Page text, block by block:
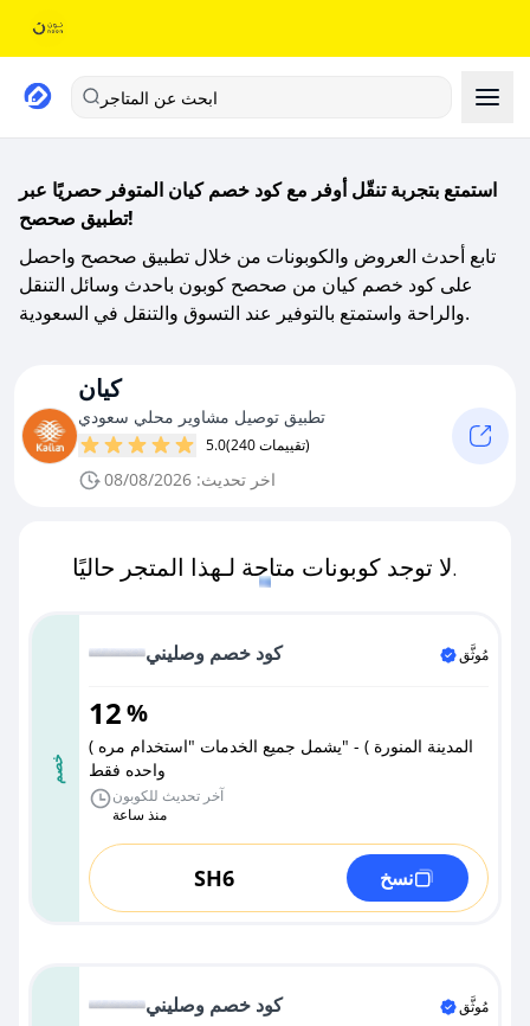
ابحث عن المتاجر
استمتع بتجربة تنقّل أوفر مع كود خصم كيان المتوفر حصريًا عبر
تطبيق صحصح!
تابع أحدث العروض والكوبونات من خلال تطبيق صحصح واحصل
على كود خصم كيان من صحصح كوبون باحدث وسائل التنقل
والراحة واستمتع بالتوفير عند التسوق والتنقل في السعودية.
كيان
تطبيق توصيل مشاوير محلي سعودي
5.0 (240 تقييمات)
اخر تحديث: 08/08/2026
لا توجد كوبونات متاحة لـهذا المتجر حاليًا.
خصم
كود خصم وصليني مُوثَّق
12%
( المدينة المنورة ) - "يشمل جميع الخدمات "استخدام مره
واحده فقط
آخر تحديث للكوبون
منذ ساعة
SH6 نسخ
كود خصم وصليني مُوثَّق